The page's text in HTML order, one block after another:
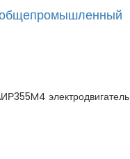
электродвигатель